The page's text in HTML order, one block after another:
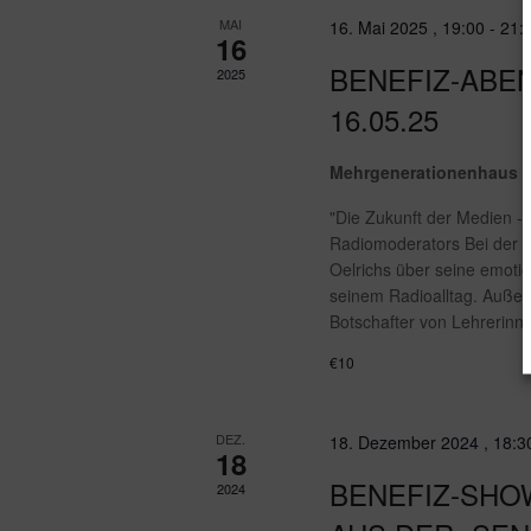
MAI
16
2025
16. Mai 2025 , 19:00 -21:30
BENEFIZ-
16.05.25
Mehrgenerationenhaus
"Die Zukunft der Medien -
Radiomoderators Bei der
Oelrichs über seine
seinem Radioalltag.
Botschafter von
€10
DEZ.
18
2024
18. Dezember 2024 ,
BENEFIZ-